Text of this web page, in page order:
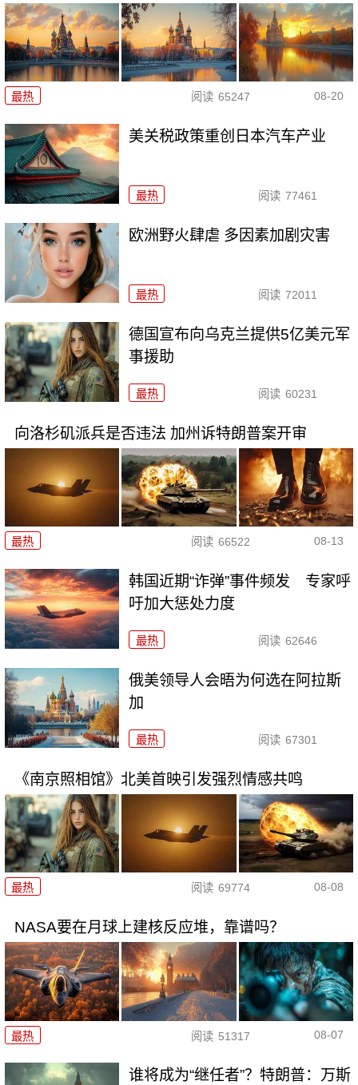
最热 阅读 65247 08-20
美关税政策重创日本汽车产业
最热 阅读 77461
欧洲野火肆虐 多因素加剧灾害
最热 阅读 72011
德国宣布向乌克兰提供5亿美元军
事援助
最热 阅读 60231
向洛杉矶派兵是否违法 加州诉特朗普案开审
最热 阅读 66522 08-13
韩国近期“诈弹”事件频发 专家呼
吁加大惩处力度
最热 阅读 62646
俄美领导人会晤为何选在阿拉斯
加
最热 阅读 67301
《南京照相馆》北美首映引发强烈情感共鸣
最热 阅读 69774 08-08
NASA要在月球上建核反应堆，靠谱吗？
最热 阅读 51317 08-07
谁将成为“继任者”？特朗普：万斯